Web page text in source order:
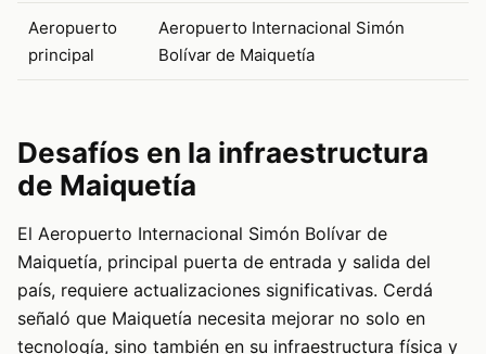
Aeropuerto
principal
Aeropuerto Internacional Simón
Bolívar de Maiquetía
Desafíos en la infraestructura
de Maiquetía
El Aeropuerto Internacional Simón Bolívar de
Maiquetía, principal puerta de entrada y salida del
país, requiere actualizaciones significativas. Cerdá
señaló que Maiquetía necesita mejorar no solo en
tecnología, sino también en su infraestructura física y